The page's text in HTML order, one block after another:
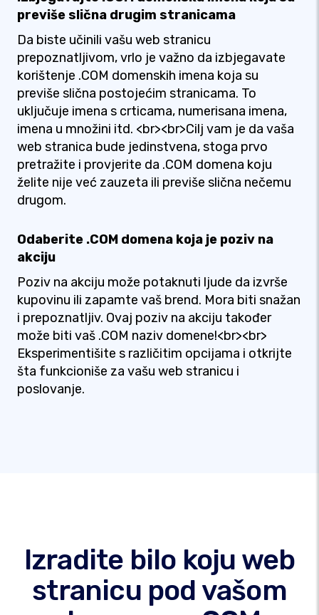
previše slična drugim stranicama
Da biste učinili vašu web stranicu
prepoznatljivom, vrlo je važno da izbjegavate
korištenje .COM domenskih imena koja su
previše slična postojećim stranicama. To
uključuje imena s crticama, numerisana imena,
imena u množini itd. <br><br>Cilj vam je da vaša
web stranica bude jedinstvena, stoga prvo
pretražite i provjerite da .COM domena koju
želite nije već zauzeta ili previše slična nečemu
drugom.
Odaberite .COM domena koja je poziv na
akciju
Poziv na akciju može potaknuti ljude da izvrše
kupovinu ili zapamte vaš brend. Mora biti snažan
i prepoznatljiv. Ovaj poziv na akciju također
može biti vaš .COM naziv domene!<br><br>
Eksperimentišite s različitim opcijama i otkrijte
šta funkcioniše za vašu web stranicu i
poslovanje.
Izradite bilo koju web
stranicu pod vašom